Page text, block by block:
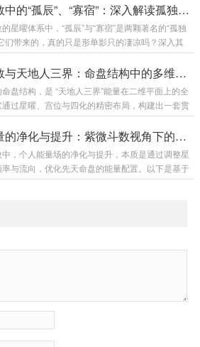
给我带来愉悦感，我愿意滋养...
是藏气之所，是夫妻宫的疾厄宫（配偶的身体库）
田宅宫（钱财的归宿）。因此，它与婚姻生活的内
定度和物质基础息息相关。几种典型星曜组合的启
云集（如紫微、天府、太阳、太阴化禄等）归宿
舒适的居住环境，家庭内部氛围...
紫微斗数中的“孤辰”、“寡宿”：深入解读孤独星曜
星曜体系中，“孤辰”与“寡宿”是两颗著名的“孤独
们带来的，真的只是形单影只的凄凉吗？深入其
们赋予的是一份清醒的“间隔力”。紫微斗数里，
常成对出现，分别进入命盘的不同宫位。传统认
寡者，性情孤僻，亲缘淡薄，晚年易孤独。然而，
简化，忽略了星曜的深层能量特质。孤辰、寡宿
“间隔”与“抽离”。孤辰：属性为“阳孤”。带来一种
思想、精神层面需要独...
紫微斗数与天地人三界：命盘结构中的多维空间玄学映射
盘结构，是 “天地人三界”能量在二维平面上的全
过星曜、宫位与四化的精密布局，构建出一套贯
玄学映射系统。以下从三界维度解析其深层对应
天界映射：星曜能量的宇宙源流1. 十四主星——天
影紫微星：映射 “北极帝星” ，象征天界的中央统御
/太阴：映射 “日月二曜” ，承载阴阳交替的宇宙节
七杀、破军、贪狼）：映射 “北斗七星中的变革
星曜能量的净化与提升：紫微斗数视角下的个人能量场调整玄法
，个人能量场的净化与提升，本质是通过调整星
与流向，优化先天命盘的能量配置。以下是基于
的系统性调整法门：一、星曜能量的净化原理1.
、刺绣等需“延迟满足”的活动，培养韧性；从事